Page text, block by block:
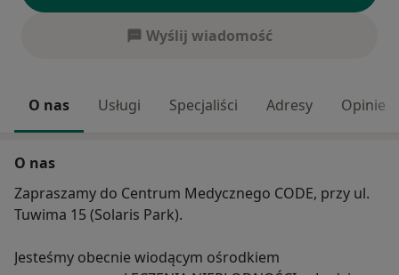
Wyślij wiadomość
O nas Usługi Specjaliści Adresy Opinie
O nas
Zapraszamy do Centrum Medycznego CODE, przy ul.
Tuwima 15 (Solaris Park).
Jesteśmy obecnie wiodącym ośrodkiem